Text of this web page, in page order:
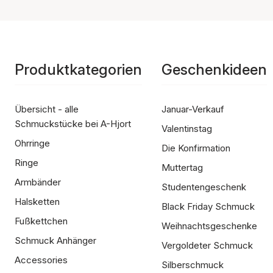
Produktkategorien
Übersicht - alle
Schmuckstücke bei A-Hjort
Ohrringe
Ringe
Armbänder
Halsketten
Fußkettchen
Schmuck Anhänger
Accessories
Geschenkideen
Januar-Verkauf
Valentinstag
Die Konfirmation
Muttertag
Studentengeschenk
Black Friday Schmuck
Weihnachtsgeschenke
Vergoldeter Schmuck
Silberschmuck